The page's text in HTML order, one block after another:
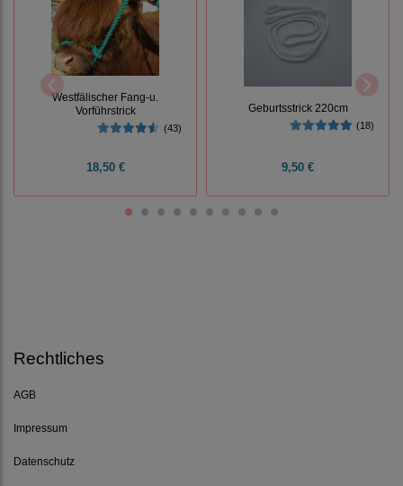
Westfälischer Fang-u.
Vorführstrick
(43)
18,50 €
Geburtsstrick 220cm
(18)
9,50 €
Rechtliches
AGB
Impressum
Datenschutz